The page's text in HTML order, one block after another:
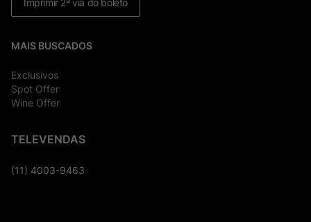
Imprimir 2ª via do boleto
MAIS BUSCADOS
Exclusivos
Spot Offer
Wine Offer
TELEVENDAS
(11) 4003-9463